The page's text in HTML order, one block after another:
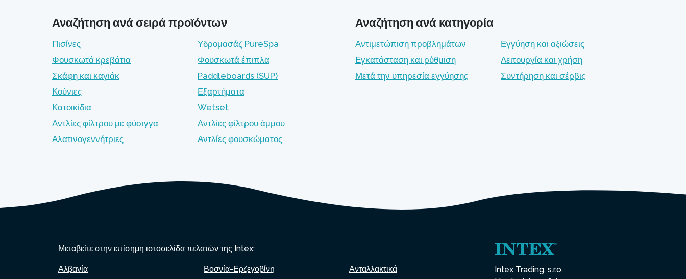
Αναζήτηση ανά σειρά προϊόντων
Πισίνες
Υδρομασάζ PureSpa
Φουσκωτά κρεβάτια
Φουσκωτά έπιπλα
Σκάφη και καγιάκ
Paddleboards (SUP)
Κούνιες
Εξαρτήματα
Κατοικίδια
Wetset
Αντλίες φίλτρου με φύσιγγα
Αντλίες φίλτρου άμμου
Αλατινογεννήτριες
Αντλίες φουσκώματος
Αναζήτηση ανά κατηγορία
Αντιμετώπιση προβλημάτων
Εγγύηση και αξιώσεις
Εγκατάσταση και ρύθμιση
Λειτουργία και χρήση
Μετά την υπηρεσία εγγύησης
Συντήρηση και σέρβις
Μεταβείτε στην επίσημη ιστοσελίδα πελατών της Intex:
Αλβανία
Βοσνία-Ερζεγοβίνη
Ανταλλακτικά
Intex Trading, s.r.o.